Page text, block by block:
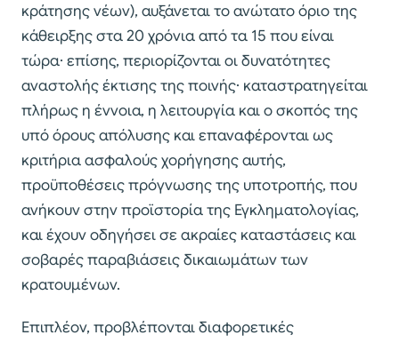
κράτησης νέων), αυξάνεται το ανώτατο όριο της
κάθειρξης στα 20 χρόνια από τα 15 που είναι
τώρα· επίσης, περιορίζονται οι δυνατότητες
αναστολής έκτισης της ποινής· καταστρατηγείται
πλήρως η έννοια, η λειτουργία και ο σκοπός της
υπό όρους απόλυσης και επαναφέρονται ως
κριτήρια ασφαλούς χορήγησης αυτής,
προϋποθέσεις πρόγνωσης της υποτροπής, που
ανήκουν στην προϊστορία της Εγκληματολογίας,
και έχουν οδηγήσει σε ακραίες καταστάσεις και
σοβαρές παραβιάσεις δικαιωμάτων των
κρατουμένων.
Επιπλέον, προβλέπονται διαφορετικές